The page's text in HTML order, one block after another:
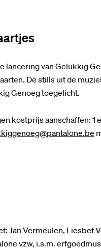
lancering van Gelukkig
De stills uit de
Genoeg toegelicht.
kostprijs aanschaffen:
Jan Vermeulen, Liesbet
vzw, i.s.m.